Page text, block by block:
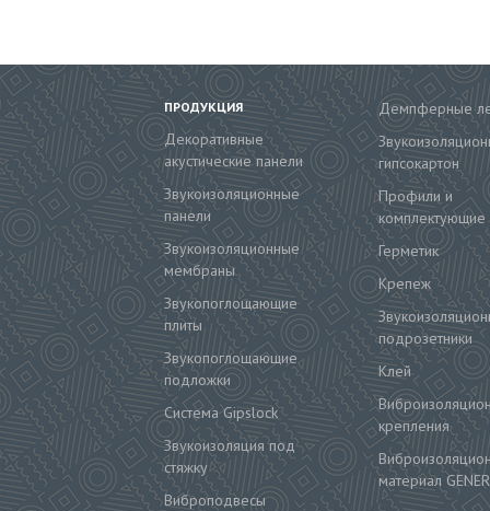
ПРОДУКЦИЯ
Декоративные
акустические панели
Звукоизоляционные
панели
Звукоизоляционные
мембраны
Звукопоглощающие
плиты
Звукопоглощающие
подложки
Система Gipslock
Звукоизоляция под
стяжку
Виброподвесы
Демпферные
гипсокартон
Профили и
комплектующие
Герметик
Крепеж
подрозетники
Клей
крепления
материал